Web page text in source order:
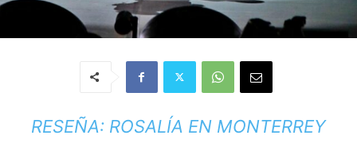
RESEÑA: ROSALÍA EN MONTERREY